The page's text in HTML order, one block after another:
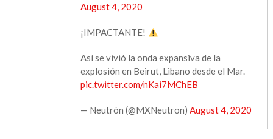
August 4, 2020
¡IMPACTANTE!
Así se vivió la onda expansiva de la
explosión en Beirut, Libano desde el Mar.
pic.twitter.com/nKai7MChEB
— Neutrón (@MXNeutron)August 4, 2020